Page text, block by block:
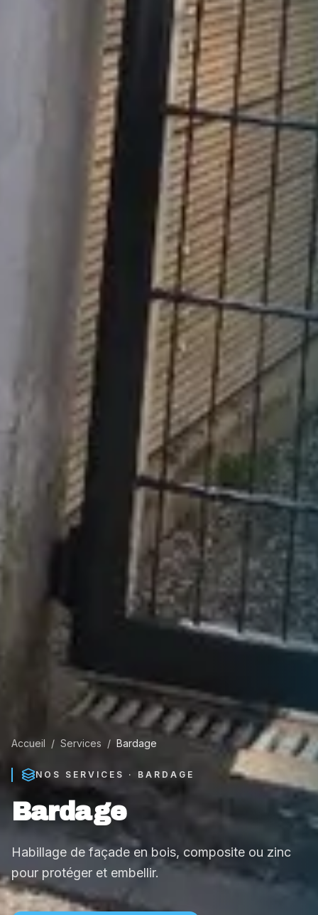
Accueil / Services / Bardage
NOS SERVICES · BARDAGE
Bardage
Habillage de façade en bois, composite ou zinc
pour protéger et embellir.